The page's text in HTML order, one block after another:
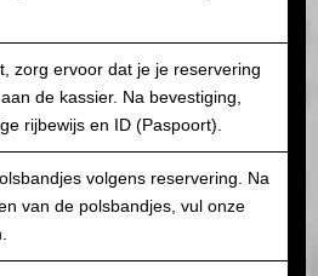
zorg ervoor dat je je reservering
de kassier. Na bevestiging,
rijbewijs en ID (Paspoort).
volgens reservering. Na
van de polsbandjes, vul onze